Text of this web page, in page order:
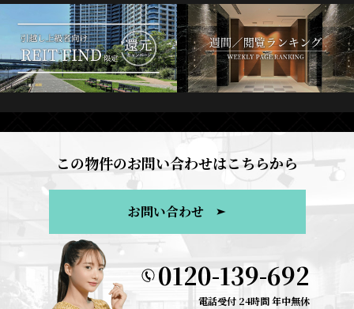
この物件のお問い合わせはこちらから
お問い合わせ
0120-139-692
電話受付 24時間 年中無休